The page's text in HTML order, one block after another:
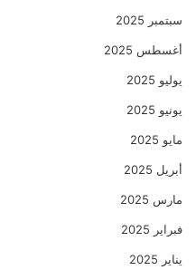
سبتمبر 2025
أغسطس 2025
يوليو 2025
يونيو 2025
مايو 2025
أبريل 2025
مارس 2025
فبراير 2025
يناير 2025